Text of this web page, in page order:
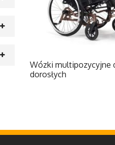
Wózki multipozycyjne
dorosłych